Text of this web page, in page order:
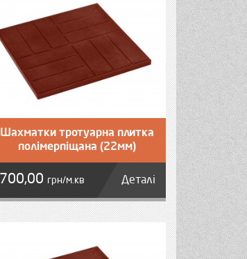
Шахматки тротуарна плитка
полімерпіщана (22мм)
700,00 грн/м.кв Деталі